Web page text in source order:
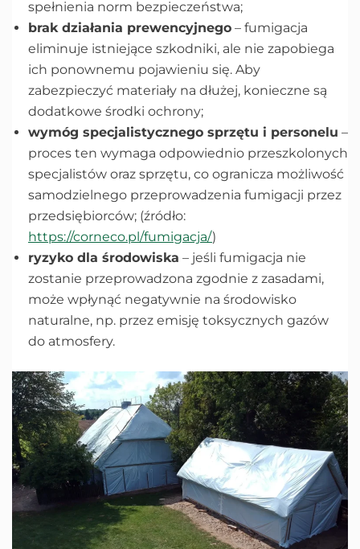
spełnienia norm bezpieczeństwa;
brak działania prewencyjnego – fumigacja
eliminuje istniejące szkodniki, ale nie zapobiega
ich ponownemu pojawieniu się. Aby
zabezpieczyć materiały na dłużej, konieczne są
dodatkowe środki ochrony;
wymóg specjalistycznego sprzętu i personelu –
proces ten wymaga odpowiednio przeszkolonych
specjalistów oraz sprzętu, co ogranicza możliwość
samodzielnego przeprowadzenia fumigacji przez
przedsiębiorców; (źródło:
https://corneco.pl/fumigacja/)
ryzyko dla środowiska – jeśli fumigacja nie
zostanie przeprowadzona zgodnie z zasadami,
może wpłynąć negatywnie na środowisko
naturalne, np. przez emisję toksycznych gazów
do atmosfery.